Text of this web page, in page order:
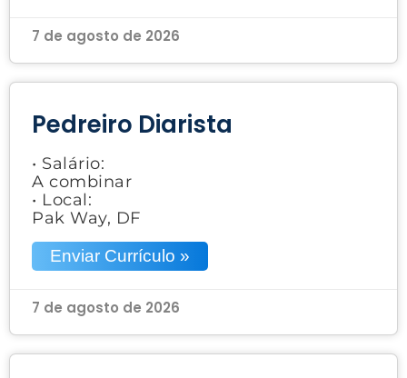
7 de agosto de 2026
Pedreiro Diarista
• Salário:
A combinar
• Local:
Pak Way, DF
Enviar Currículo »
7 de agosto de 2026